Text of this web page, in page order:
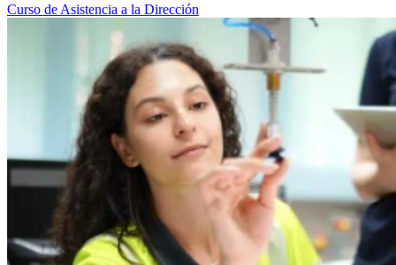
Curso de Asistencia a la Dirección